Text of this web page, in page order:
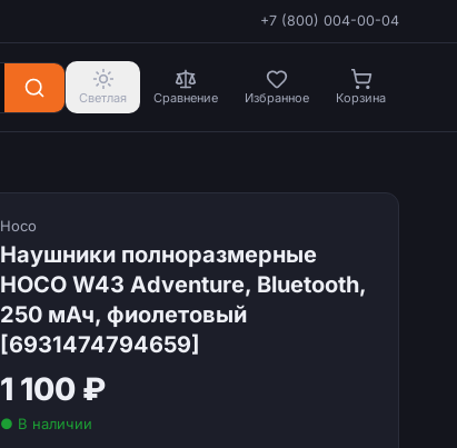
+7 (800) 004-00-04
Светлая Сравнение Избранное Корзина
Hoco
Наушники полноразмерные
HOCO W43 Adventure, Bluetooth,
250 мАч, фиолетовый
[6931474794659]
1 100 ₽
● В наличии